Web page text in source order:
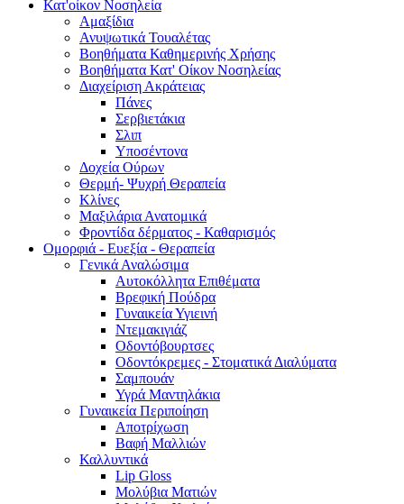
Κατ'οίκον Νοσηλεία
Αμαξίδια
Ανυψωτικά Τουαλέτας
Βοηθήματα Καθημερινής Χρήσης
Βοηθήματα Κατ' Οίκον Νοσηλείας
Διαχείριση Ακράτειας
Πάνες
Σερβιετάκια
Σλιπ
Υποσέντονα
Δοχεία Ούρων
Θερμή- Ψυχρή Θεραπεία
Κλίνες
Μαξιλάρια Ανατομικά
Φροντίδα δέρματος - Καθαρισμός
Ομορφιά - Ευεξία - Θεραπεία
Γενικά Αναλώσιμα
Αυτοκόλλητα Επιθέματα
Βρεφική Πούδρα
Γυναικεία Υγιεινή
Ντεμακιγιάζ
Οδοντόβουρτσες
Οδοντόκρεμες - Στοματικά Διαλύματα
Σαμπουάν
Υγρά Μαντηλάκια
Γυναικεία Περιποίηση
Αποτρίχωση
Βαφή Μαλλιών
Καλλυντικά
Lip Gloss
Μολύβια Ματιών